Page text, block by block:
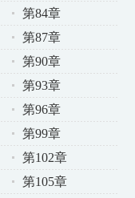
第84章
第87章
第90章
第93章
第96章
第99章
第102章
第105章